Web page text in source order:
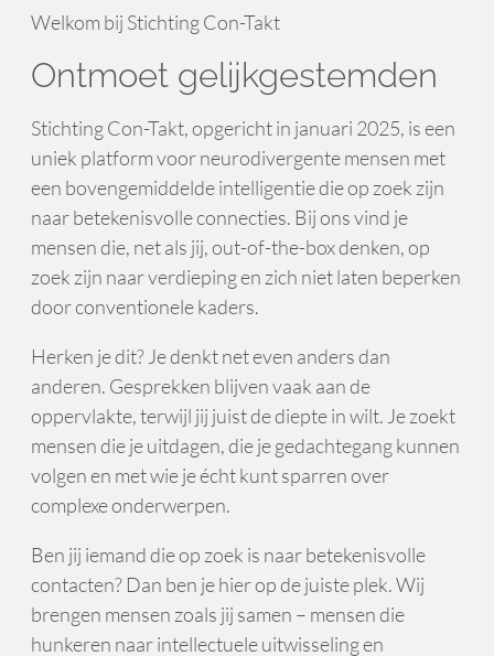
Welkom bij Stichting Con-Takt
Ontmoet gelijkgestemden
Stichting Con-Takt, opgericht in januari 2025, is een
uniek platform voor neurodivergente mensen met
een bovengemiddelde intelligentie die op zoek zijn
naar betekenisvolle connecties. Bij ons vind je
mensen die, net als jij, out-of-the-box denken, op
zoek zijn naar verdieping en zich niet laten beperken
door conventionele kaders.
Herken je dit? Je denkt net even anders dan
anderen. Gesprekken blijven vaak aan de
oppervlakte, terwijl jij juist de diepte in wilt. Je zoekt
mensen die je uitdagen, die je gedachtegang kunnen
volgen en met wie je écht kunt sparren over
complexe onderwerpen.
Ben jij iemand die op zoek is naar betekenisvolle
contacten? Dan ben je hier op de juiste plek. Wij
brengen mensen zoals jij samen – mensen die
hunkeren naar intellectuele uitwisseling en